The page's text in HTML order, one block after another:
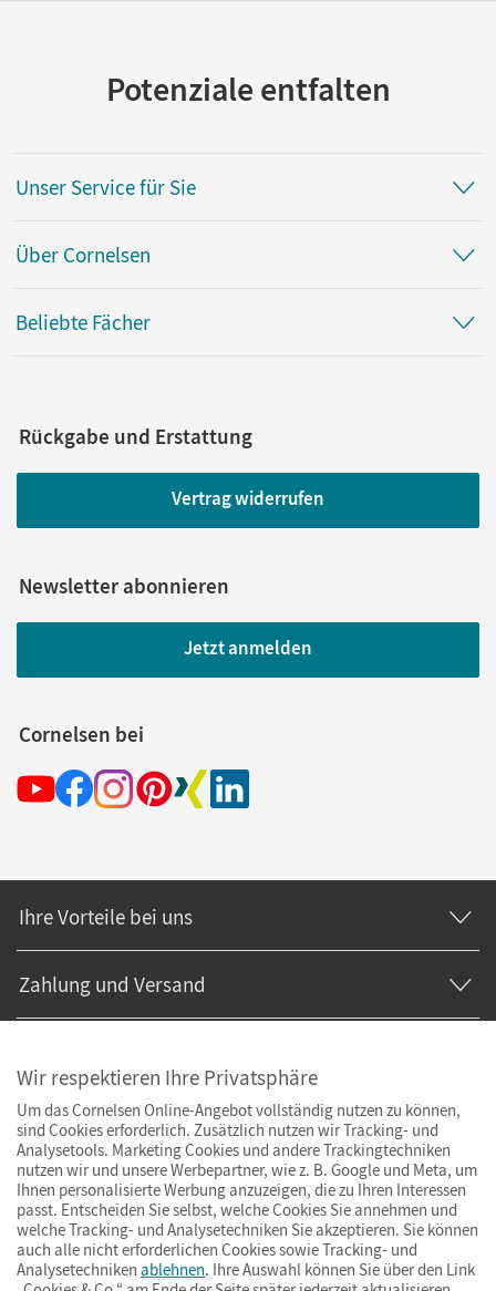
Potenziale entfalten
Unser Service für Sie
Über Cornelsen
Beliebte Fächer
Rückgabe und Erstattung
Vertrag widerrufen
Newsletter abonnieren
Jetzt anmelden
Cornelsen bei
Ihre Vorteile bei uns
Zahlung und Versand
Wir respektieren Ihre Privatsphäre
Um das Cornelsen Online-Angebot vollständig nutzen zu können,
sind Cookies erforderlich. Zusätzlich nutzen wir Tracking- und
Analysetools. Marketing Cookies und andere Trackingtechniken
nutzen wir und unsere Werbepartner, wie z. B. Google und Meta, um
Ihnen personalisierte Werbung anzuzeigen, die zu Ihren Interessen
passt. Entscheiden Sie selbst, welche Cookies Sie annehmen und
welche Tracking- und Analysetechniken Sie akzeptieren. Sie können
auch alle nicht erforderlichen Cookies sowie Tracking- und
Analysetechniken ablehnen. Ihre Auswahl können Sie über den Link